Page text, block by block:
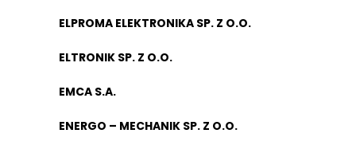
ELPROMA ELEKTRONIKA SP. Z O.O.
ELTRONIK SP. Z O.O.
EMCA S.A.
ENERGO – MECHANIK SP. Z O.O.